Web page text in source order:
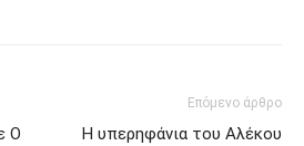
Ο
Επόμενο άρθρο
Η υπερηφάνια του Αλέκου